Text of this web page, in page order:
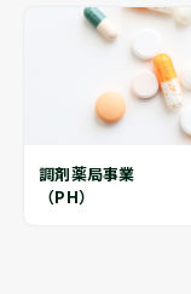
調剤薬局事業
（PH）